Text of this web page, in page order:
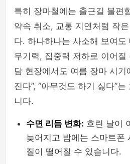
특히 장마철에는 출근길 불편
약속 취소, 교통 지연처럼 작
다. 하나하나는 사소해 보여도
무기력, 집중력 저하로 이어
담 현장에서도 여름 장마 시기
진다”, “아무것도 하기 싫다”
니다.
수면 리듬 변화: 흐린 날이
늦어지고 밤에는 스마트폰
질이 떨어질 수 있습니다.